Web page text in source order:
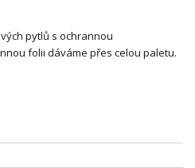
pytlů s ochrannou
folii dáváme přes celou paletu.